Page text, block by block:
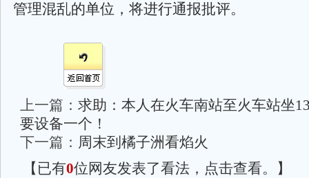
管理混乱的单位，将进行通报批评。
上一篇： 求助：本人在火车南站至火车站坐
要设备一个！
下一篇： 周末到橘子洲看焰火
【已有0位网友发表了看法，点击查看。】